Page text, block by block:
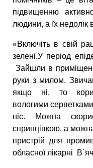
підвищенню
людини, а їх недолік
«Включіть в свій
зелені.У період
Зайшли в
руки з милом.
якщо ні, то
вологими
ніс. Можна
спринцівкою, а
пристрій для
обласної лікарні